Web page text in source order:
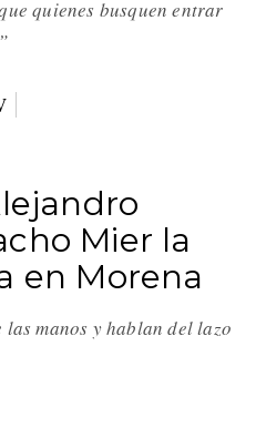
quienes busquen entrar
Mier la
en Morena
las manos y hablan del lazo